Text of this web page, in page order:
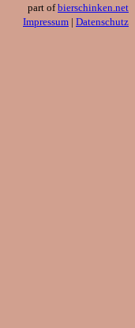
part ofbierschinken.net
Impressum | Datenschutz